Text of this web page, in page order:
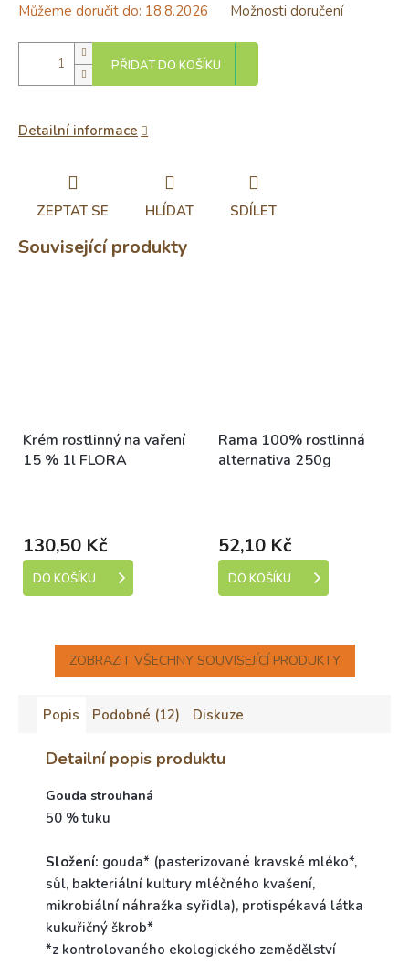
cena:
Můžeme doručit do: 18.8.2026 Možnosti doručení
PŘIDAT DO KOŠÍKU
Detailní informace
ZEPTAT SE HLÍDAT SDÍLET
Související produkty
Krém rostlinný na vaření
15 % 1l FLORA
130,50 Kč
DO KOŠÍKU
Rama 100% rostlinná
alternativa 250g
52,10 Kč
DO KOŠÍKU
ZOBRAZIT VŠECHNY SOUVISEJÍCÍ PRODUKTY
Popis Podobné (12) Diskuze
Detailní popis produktu
Gouda strouhaná
50 % tuku
Složení: gouda* (pasterizované kravské mléko*,
sůl, bakteriální kultury mléčného kvašení,
mikrobiální náhražka syřidla), protispékavá látka
kukuřičný škrob*
*z kontrolovaného ekologického zemědělství